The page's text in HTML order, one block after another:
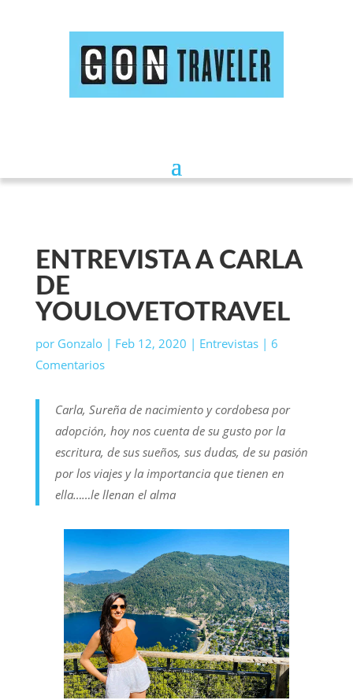
ENTREVISTA A CARLA
DE
YOULOVETOTRAVEL
por Gonzalo| Feb 12, 2020 | Entrevistas| 6
Comentarios
Carla, Sureña de nacimiento y cordobesa por
adopción, hoy nos cuenta de su gusto por la
escritura, de sus sueños, sus dudas, de su pasión
por los viajes y la importancia que tienen en
ella……le llenan el alma